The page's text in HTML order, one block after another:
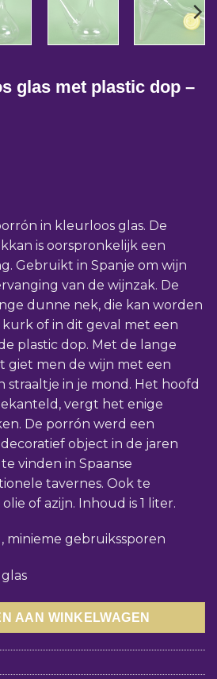
glas met plastic dop –
in kleurloos glas. De
is oorspronkelijk een
Gebruikt in Spanje om wijn
van de wijnzak. De
dunne nek, die kan worden
of in dit geval met een
plastic dop. Met de lange
giet men de wijn met een
straaltje in je mond. Het hoofd
vergt het enige
De porrón werd een
object in de jaren
vinden in Spaanse
tavernes. Ook te
of azijn. Inhoud is 1 liter.
minieme gebruikssporen
AAN WINKELWAGEN